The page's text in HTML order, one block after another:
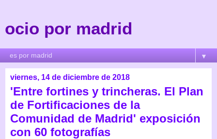
ocio por madrid
▼
viernes, 14 de diciembre de 2018
'Entre fortines y trincheras. El Plan
de Fortificaciones de la
Comunidad de Madrid' exposición
con 60 fotografías